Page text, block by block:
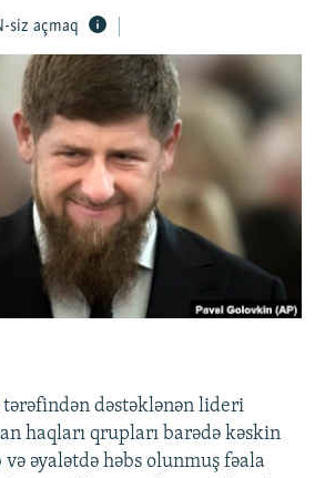
KITABXANASI
STANDARTLARIMIZ
TELEFONUNUZDA
siz açmaq
tərəfindən dəstəklənən lideri
haqları qrupları barədə kəskin
əyalətdə həbs olunmuş fəala